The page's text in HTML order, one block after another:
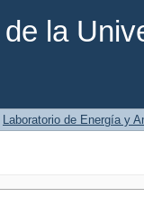
la
Laboratorio de Energía y